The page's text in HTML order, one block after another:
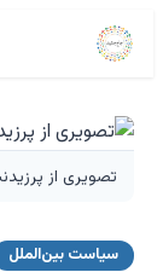
تصویری از
سیاست بین‌الملل